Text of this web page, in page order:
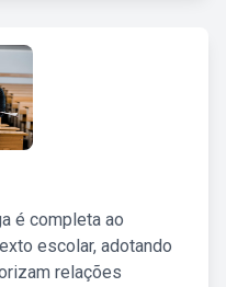
é completa ao
escolar, adotando
relações